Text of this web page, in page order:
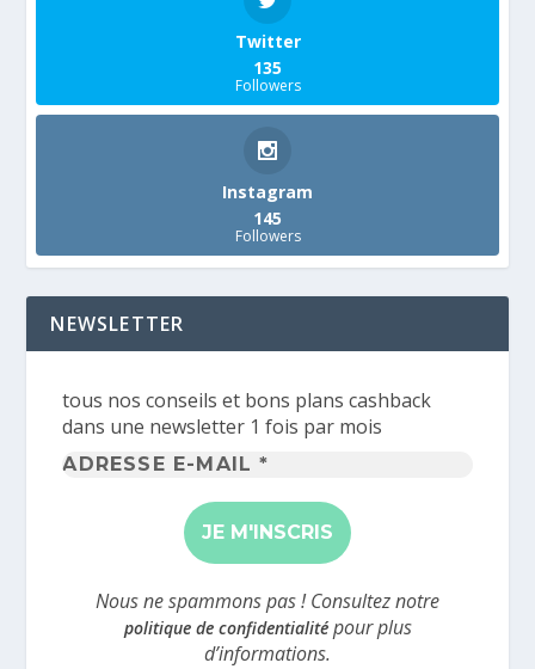
Twitter
135
Followers
Instagram
145
Followers
NEWSLETTER
tous nos conseils et bons plans cashback
dans une newsletter 1 fois par mois
Adresse
mail
*
Nous ne spammons pas ! Consultez notre
politique de confidentialitépour plus
d’informations.